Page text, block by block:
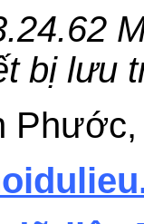
bị lưu